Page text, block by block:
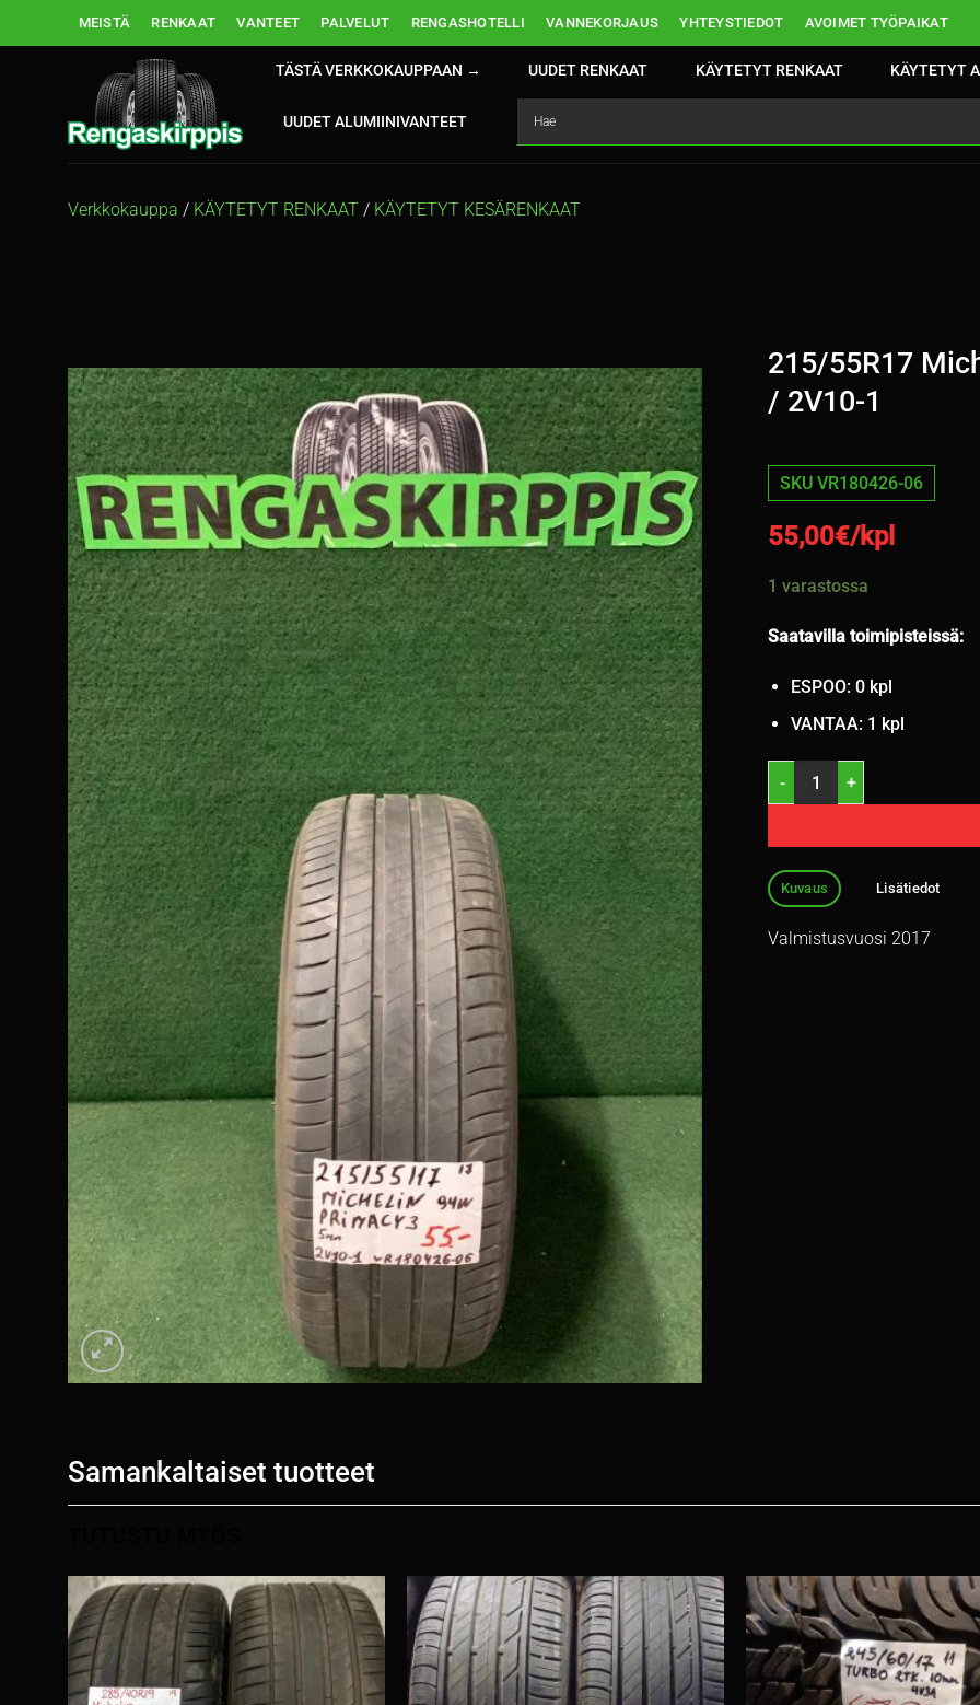
MEISTÄ RENKAAT VANTEET PALVELUT RENGASHOTELLI VANNEKORJAUS YHTEYSTIEDOT AVOIMET TYÖPAIKAT
TÄSTÄ VERKKOKAUPPAAN → UUDET RENKAAT KÄYTETYT RENKAAT KÄYTETYT
UUDET ALUMIINIVANTEET
Verkkokauppa / KÄYTETYT RENKAAT / KÄYTETYT KESÄRENKAAT
215/55R17
/ 2V10-1
SKU VR180426-06
55,00€/kpl
1 varastossa
Saatavilla toimipisteissä:
ESPOO: 0 kpl
VANTAA: 1 kpl
215/55R17 Michelin Primacy
Kuvaus Lisätiedot
Valmistusvuosi 2017
Samankaltaiset tuotteet